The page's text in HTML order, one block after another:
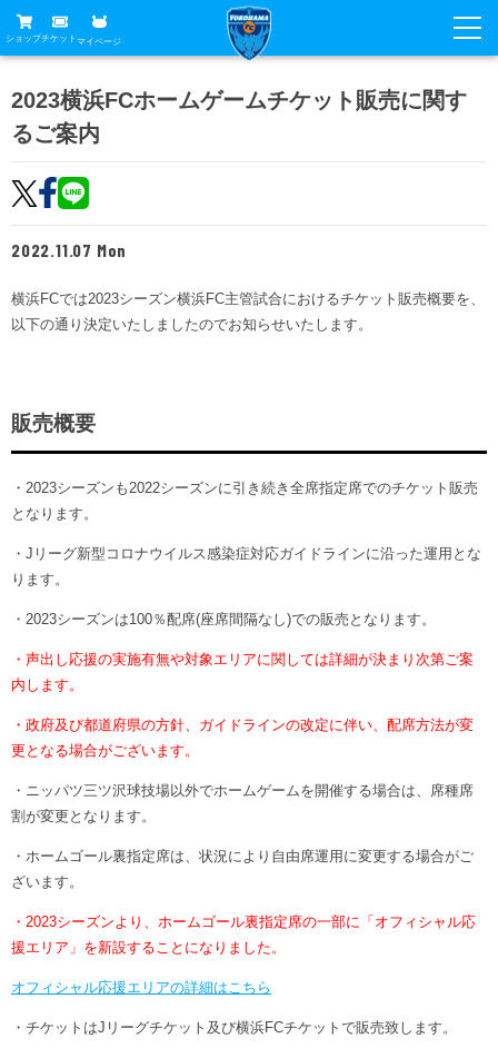
ショップチケット マイページ
グッズ
ホームタウン
トップチーム
試合
試合日程
チケット
チケットガイド
席種・価格表
チケット購入方法
ニッパツシート
チーム
選手・スタッフ
観戦ガイド
観戦ルール・マナー
クラブ概要
ヒストリー
サステナビリティ
ニッパツ横浜FCシーガルズ
ゲームスチュワード
ファン
クラブメンバー
スタータークラブ
スペシャルコンテンツ
オリジナルビール
アカデミー
試合日程・結果
アカデミー選手
アカデミースタッフ
サッカースクール
チアスクール
パートナー一覧
お問い合わせ
2023横浜FCホームゲームチケット販売に関す
るご案内
2022.11.07 Mon
横浜FCでは2023シーズン横浜FC主管試合におけるチケット販売概要を、
以下の通り決定いたしましたのでお知らせいたします。
販売概要
・2023シーズンも2022シーズンに引き続き全席指定席でのチケット販売
となります。
・Jリーグ新型コロナウイルス感染症対応ガイドラインに沿った運用とな
ります。
・2023シーズンは100％配席(座席間隔なし)での販売となります。
・声出し応援の実施有無や対象エリアに関しては詳細が決まり次第ご案
内します。
・政府及び都道府県の方針、ガイドラインの改定に伴い、配席方法が変
更となる場合がございます。
・ニッパツ三ツ沢球技場以外でホームゲームを開催する場合は、席種席
割が変更となります。
・ホームゴール裏指定席は、状況により自由席運用に変更する場合がご
ざいます。
・2023シーズンより、ホームゴール裏指定席の一部に「オフィシャル応
援エリア」を新設することになりました。
オフィシャル応援エリアの詳細はこちら
・チケットはJリーグチケット及び横浜FCチケットで販売致します。